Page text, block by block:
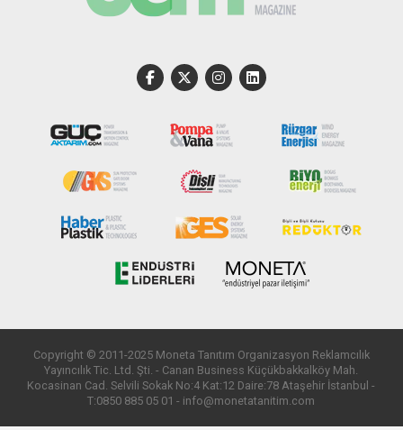
Copyright © 2011-2025 Moneta Tanıtım Organizasyon Reklamcılık
Yayıncılık Tic. Ltd. Şti. - Canan Business Küçükbakkalköy Mah.
Kocasinan Cad. Selvili Sokak No:4 Kat:12 Daire:78 Ataşehir İstanbul -
T:0850 885 05 01 - info@monetatanitim.com